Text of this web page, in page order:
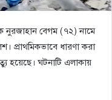
নুরজাহান বেগম (৭২) নামে
প্রাথমিকভাবে ধারণা করা
হয়েছে। ঘটনাটি এলাকায়